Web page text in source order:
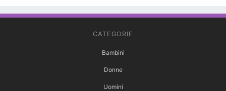
CATEGORIE
Bambini
Donne
Uomini